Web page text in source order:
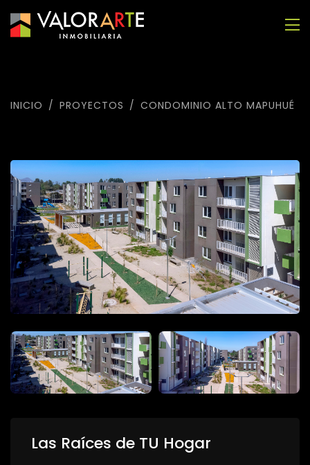
INICIO PROYECTOS CONDOMINIO ALTO MAPUHUÉ
Las Raíces de TU Hogar